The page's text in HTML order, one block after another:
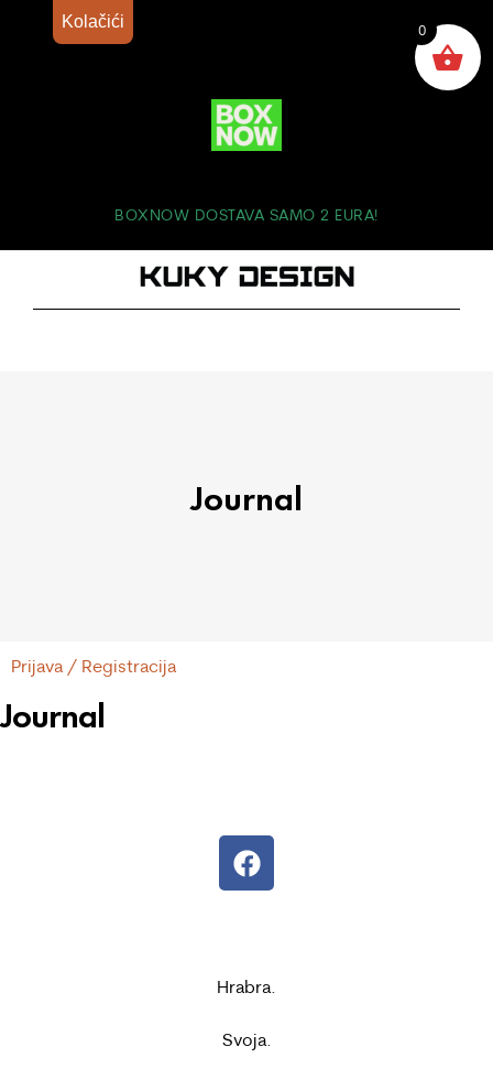
BOXNOW DOSTAVA SAMO 2 EURA!
Journal
Prijava / Registracija
Journal
Hrabra.
Svoja.
0
Kolačići